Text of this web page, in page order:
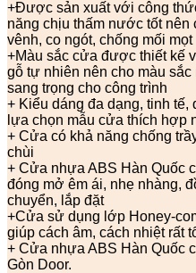
+Được sản xuất với công
năng chịu thấm nước tốt nên
vênh, co ngót, chống mối mọt
+Màu sắc cửa được thiết kế
gỗ tự nhiên nên cho màu
sang trọng cho công trình
+ Kiểu dáng đa dạng, tinh tế,
lựa chọn mẫu cửa thích hợp
+ Cửa có khả năng chống
chùi
+ Cửa nhựa ABS Hàn Quốc
đóng mở êm ái, nhẹ nhàng,
chuyển, lắp đặt
+Cửa sử dụng lớp Honey-
giúp cách âm, cách nhiệt rất
+ Cửa nhựa ABS Hàn Quốc
Gòn Door.